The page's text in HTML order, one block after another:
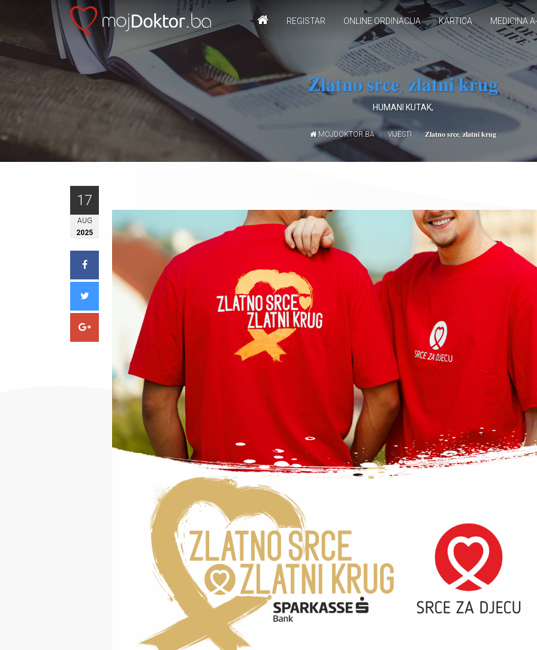
REGISTAR ONLINE ORDINACIJA KARTICA MEDICINA
𝐙𝐥𝐚𝐭𝐧𝐨 𝐬𝐫𝐜𝐞, 𝐳𝐥𝐚𝐭𝐧𝐢 𝐤𝐫𝐮𝐠
HUMANI KUTAK,
MOJDOKTOR.BA VIJESTI 𝐙𝐥𝐚𝐭𝐧𝐨 𝐬𝐫𝐜𝐞, 𝐳𝐥𝐚𝐭𝐧𝐢 𝐤𝐫𝐮𝐠
17
AUG
2025